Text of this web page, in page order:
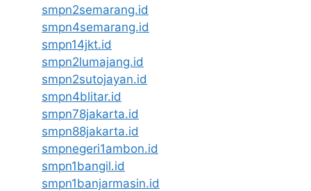
smpn2semarang.id
smpn4semarang.id
smpn14jkt.id
smpn2lumajang.id
smpn2sutojayan.id
smpn4blitar.id
smpn78jakarta.id
smpn88jakarta.id
smpnegeri1ambon.id
smpn1bangil.id
smpn1banjarmasin.id